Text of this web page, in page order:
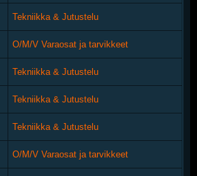
Tekniikka & Jutustelu
O/M/V Varaosat ja tarvikkeet
Tekniikka & Jutustelu
Tekniikka & Jutustelu
Tekniikka & Jutustelu
O/M/V Varaosat ja tarvikkeet